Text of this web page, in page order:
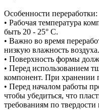
Особенности переработки:
• Рабочая температура
быть 20 - 25° C.
• Важно во время
низкую влажность воздуха.
• Поверхность формы
• Перед использованием
компонент. При хранении
• Перед началом работы
чтобы убедиться, что
требованиям по